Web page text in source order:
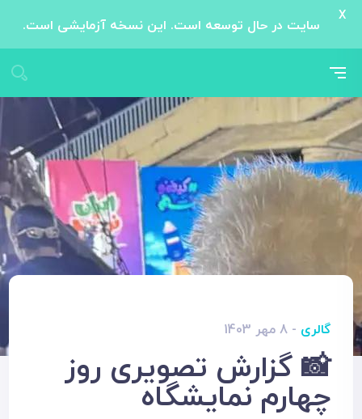
گالری - 8 مهر 1403
📸 گزارش تصویری روز
چهارم نمایشگاه
سایت در حال توسعه است. این نسخه آزمایشی است.
X